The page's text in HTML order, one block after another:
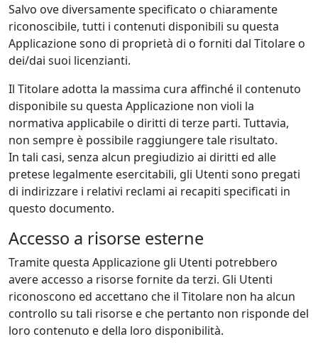
Salvo ove diversamente specificato o chiaramente
riconoscibile, tutti i contenuti disponibili su questa
Applicazione sono di proprietà di o forniti dal Titolare o
dei/dai suoi licenzianti.
Il Titolare adotta la massima cura affinché il contenuto
disponibile su questa Applicazione non violi la
normativa applicabile o diritti di terze parti. Tuttavia,
non sempre è possibile raggiungere tale risultato.
In tali casi, senza alcun pregiudizio ai diritti ed alle
pretese legalmente esercitabili, gli Utenti sono pregati
di indirizzare i relativi reclami ai recapiti specificati in
questo documento.
Accesso a risorse esterne
Tramite questa Applicazione gli Utenti potrebbero
avere accesso a risorse fornite da terzi. Gli Utenti
riconoscono ed accettano che il Titolare non ha alcun
controllo su tali risorse e che pertanto non risponde del
loro contenuto e della loro disponibilità.